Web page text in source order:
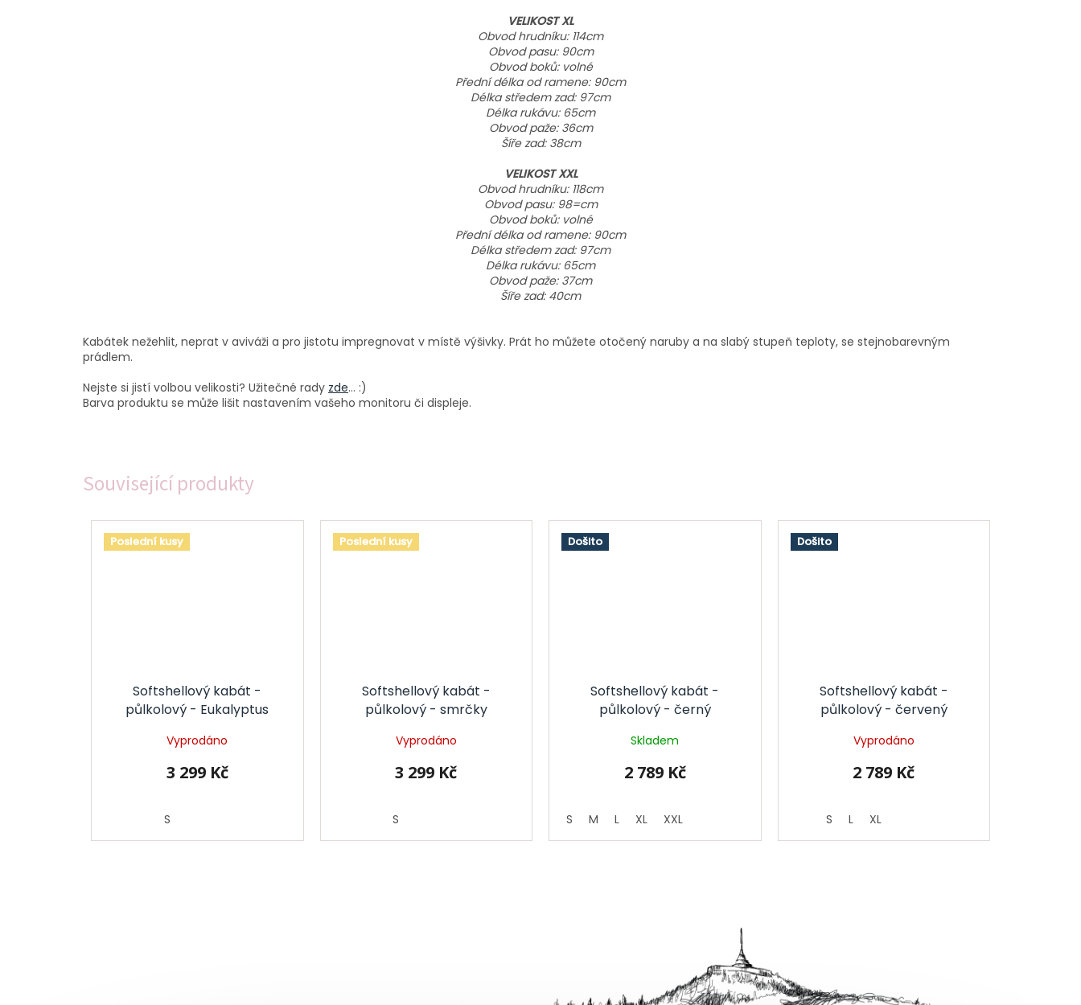
Související produkty
Poslední kusy
Softshellový kabát -
půlkolový - Eukalyptus
Vyprodáno
3 299 Kč
S
Poslední kusy
Softshellový kabát -
půlkolový - smrčky
Vyprodáno
3 299 Kč
S
Došito
Softshellový kabát -
půlkolový - černý
Skladem
2 789 Kč
S M L XL XXL
Došito
Softshellový kabát -
půlkolový - červený
Vyprodáno
2 789 Kč
S L XL
VELIKOST XL
Obvod hrudníku: 114cm
Obvod pasu: 90cm
Obvod boků: volné
Přední délka od ramene: 90cm
Délka středem zad: 97cm
Délka rukávu: 65cm
Obvod paže: 36cm
Šíře zad: 38cm
VELIKOST XXL
Obvod hrudníku: 118cm
Obvod pasu: 98=cm
Obvod boků: volné
Přední délka od ramene: 90cm
Délka středem zad: 97cm
Délka rukávu: 65cm
Obvod paže: 37cm
Šíře zad: 40cm
Kabátek nežehlit, neprat v aviváži a pro jistotu impregnovat v místě výšivky. Prát ho můžete otočený naruby a na slabý stupeň teploty, se stejnobarevným
prádlem.
Nejste si jistí volbou velikosti? Užitečné rady zde... :)
Barva produktu se může lišit nastavením vašeho monitoru či displeje.